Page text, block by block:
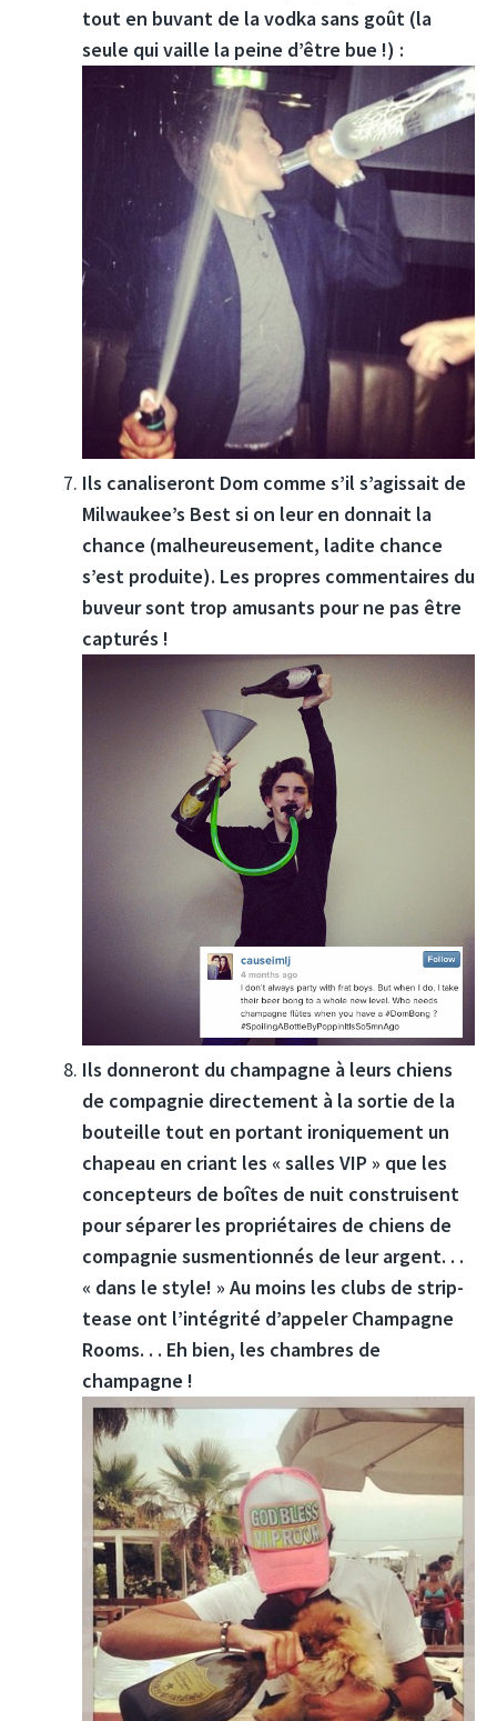
tout en buvant de la vodka sans goût (la
seule qui vaille la peine d’être bue !) :
Ils canaliseront Dom comme s’il s’agissait de
Milwaukee’s Best si on leur en donnait la
chance (malheureusement, ladite chance
s’est produite). Les propres commentaires du
buveur sont trop amusants pour ne pas être
capturés !
Ils donneront du champagne à leurs chiens
de compagnie directement à la sortie de la
bouteille tout en portant ironiquement un
chapeau en criant les « salles VIP » que les
concepteurs de boîtes de nuit construisent
pour séparer les propriétaires de chiens de
compagnie susmentionnés de leur argent. . .
« dans le style! » Au moins les clubs de strip-
tease ont l’intégrité d’appeler Champagne
Rooms. . . Eh bien, les chambres de
champagne !